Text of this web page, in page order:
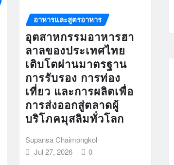
อาหารและสูตรอาหาร
อุตสาหกรรมอาหารฮา
ลาลของประเทศไทย
เติบโตผ่านมาตรฐาน
การรับรอง การท่อง
เที่ยว และการผลิตเพื่อ
การส่งออกสู่ตลาดผู้
บริโภคมุสลิมทั่วโลก
Supansa Chaimongkol
Jul 27, 2026
0